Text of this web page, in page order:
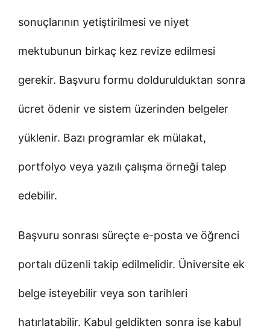
sonuçlarının yetiştirilmesi ve niyet
mektubunun birkaç kez revize edilmesi
gerekir. Başvuru formu doldurulduktan sonra
ücret ödenir ve sistem üzerinden belgeler
yüklenir. Bazı programlar ek mülakat,
portfolyo veya yazılı çalışma örneği talep
edebilir.
Başvuru sonrası süreçte e-posta ve öğrenci
portalı düzenli takip edilmelidir. Üniversite ek
belge isteyebilir veya son tarihleri
hatırlatabilir. Kabul geldikten sonra ise kabul